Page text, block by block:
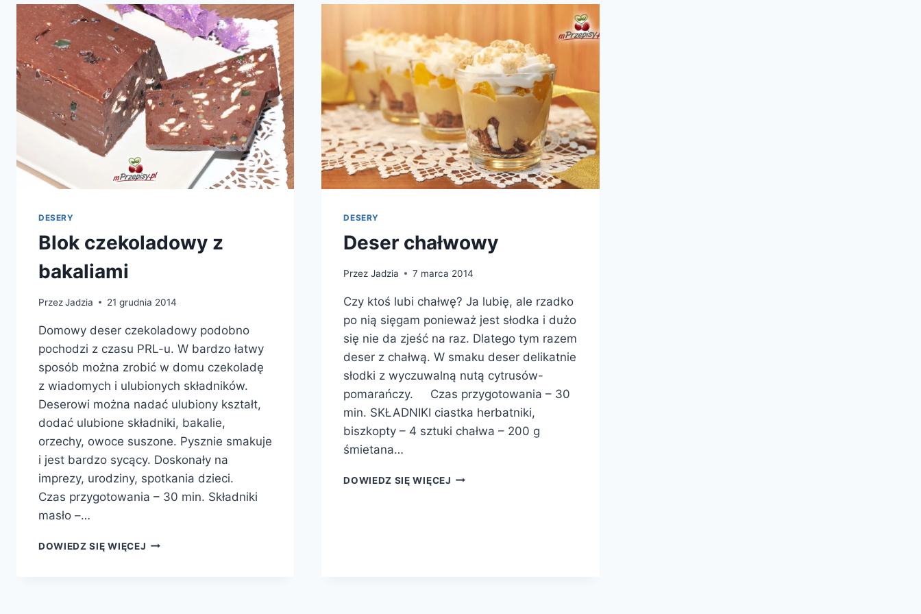
DESERY
Blok czekoladowy z
bakaliami
PrzezJadzia 21 grudnia 2014
Domowy deser czekoladowy podobno
pochodzi z czasu PRL-u. W bardzo łatwy
sposób można zrobić w domu czekoladę
z wiadomych i ulubionych składników.
Deserowi można nadać ulubiony kształt,
dodać ulubione składniki, bakalie,
orzechy, owoce suszone. Pysznie smakuje
i jest bardzo sycący. Doskonały na
imprezy, urodziny, spotkania dzieci.
Czas przygotowania – 30 min. Składniki
masło –…
DOWIEDZ SIĘ WIĘCEJ BLOK
DESERY
Deser chałwowy
Przez Jadzia 7 marca 2014
Czy ktoś lubi chałwę? Ja lubię, ale rzadko
po nią sięgam ponieważ jest słodka i dużo
się nie da zjeść na raz. Dlatego tym razem
deser z chałwą. W smaku deser delikatnie
słodki z wyczuwalną nutą cytrusów-
pomarańczy. Czas przygotowania – 30
min. SKŁADNIKI ciastka herbatniki,
biszkopty – 4 sztuki chałwa – 200 g
śmietana…
DOWIEDZ SIĘ WIĘCEJ DESER